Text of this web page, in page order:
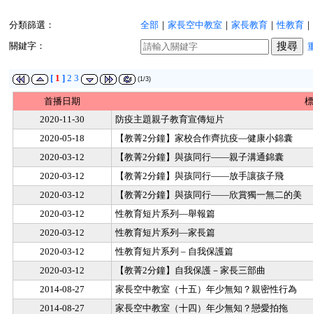
分類篩選： 全部 ｜ 家長空中教室 ｜ 家長教育 ｜性教育 ｜
關鍵字：
[ 1 ] 2 3 (1/3)
首播日期
2020-11-30
防疫主題親子教育宣傳短片
2020-05-18
【教菁2分鐘】家校合作齊抗疫—健康小錦囊
2020-03-12
【教菁2分鐘】與孩同行——親子溝通錦囊
2020-03-12
【教菁2分鐘】與孩同行——放手讓孩子飛
2020-03-12
【教菁2分鐘】與孩同行——欣賞獨一無二的美
2020-03-12
性教育短片系列—舉報篇
2020-03-12
性教育短片系列—家長篇
2020-03-12
性教育短片系列 – 自我保護篇
2020-03-12
【教菁2分鐘】自我保護－家長三部曲
2014-08-27
家長空中教室（十五）年少無知？親密性行為
2014-08-27
家長空中教室（十四）年少無知？戀愛拍拖